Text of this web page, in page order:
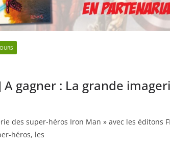
gagner : La grande
des super-héros Iron Man » avec les éditons
héros, les